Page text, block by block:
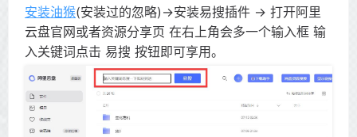
安装油猴(安装过的忽略)->安装易搜插件 -> 打开阿里
云盘官网或者资源分享页 在右上角会多一个输入框 输
入关键词点击 易搜 按钮即可享用。